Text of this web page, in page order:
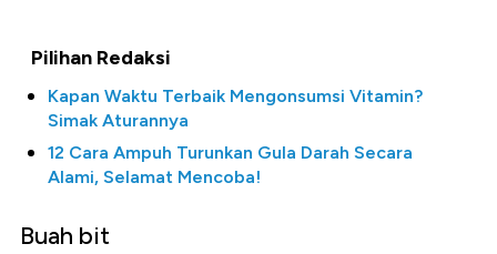
Pilihan Redaksi
Kapan Waktu Terbaik Mengonsumsi Vitamin?
Simak Aturannya
12 Cara Ampuh Turunkan Gula Darah Secara
Alami, Selamat Mencoba!
Buah bit